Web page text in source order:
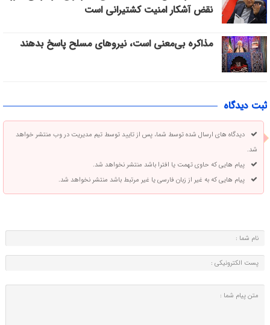
نقض آشکار امنیت کشتیرانی است
مذاکره بی‌معنی است، نیروهای مسلح پاسخ بدهند
ثبت دیدگاه
دیدگاه های ارسال شده توسط شما، پس از تایید توسط تیم مدیریت در وب منتشر خواهد
شد.
پیام هایی که حاوی تهمت یا افترا باشد منتشر نخواهد شد.
پیام هایی که به غیر از زبان فارسی یا غیر مرتبط باشد منتشر نخواهد شد.